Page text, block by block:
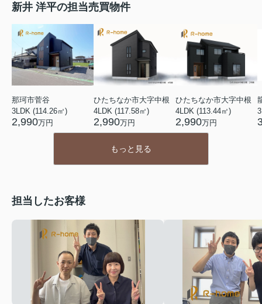
新井 洋平の担当売買物件
那珂市菅谷
3LDK (114.26㎡)
2,990万円
ひたちなか市大字中根
4LDK (117.58㎡)
2,990万円
ひたちなか市大字中根
4LDK (113.44㎡)
2,990万円
もっと見る
担当したお客様